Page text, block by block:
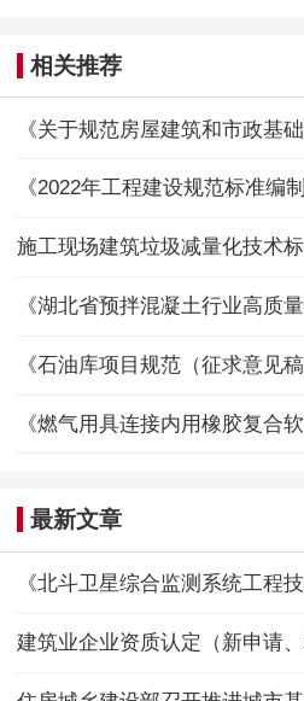
相关推荐
施工现场建筑垃圾减量化技术
《燃气用具连接内用橡胶复合
最新文章
《北斗卫星综合监测系统工程技